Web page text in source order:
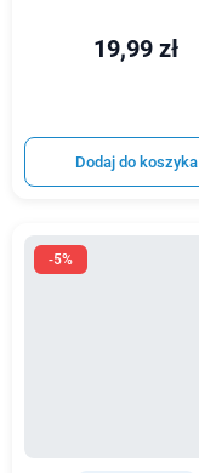
19,99 zł
Dodaj do koszyka
-5%